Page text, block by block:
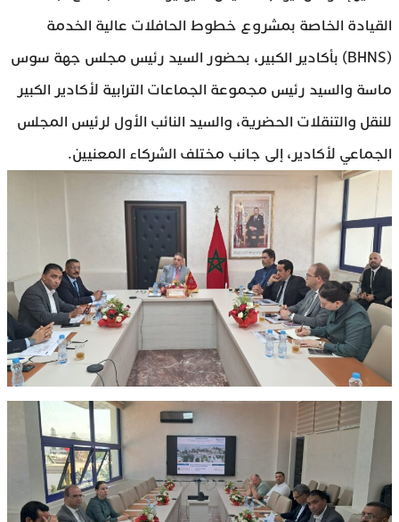
القيادة الخاصة بمشروع خطوط الحافلات عالية الخدمة
(BHNS) بأكادير الكبير، بحضور السيد رئيس مجلس جهة سوس
ماسة والسيد رئيس مجموعة الجماعات الترابية لأكادير الكبير
للنقل والتنقلات الحضرية، والسيد النائب الأول لرئيس المجلس
الجماعي لأكادير، إلى جانب مختلف الشركاء المعنيين.